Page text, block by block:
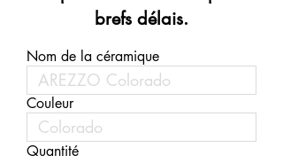
brefs délais.
Nom de la céramique
Couleur
Quantité